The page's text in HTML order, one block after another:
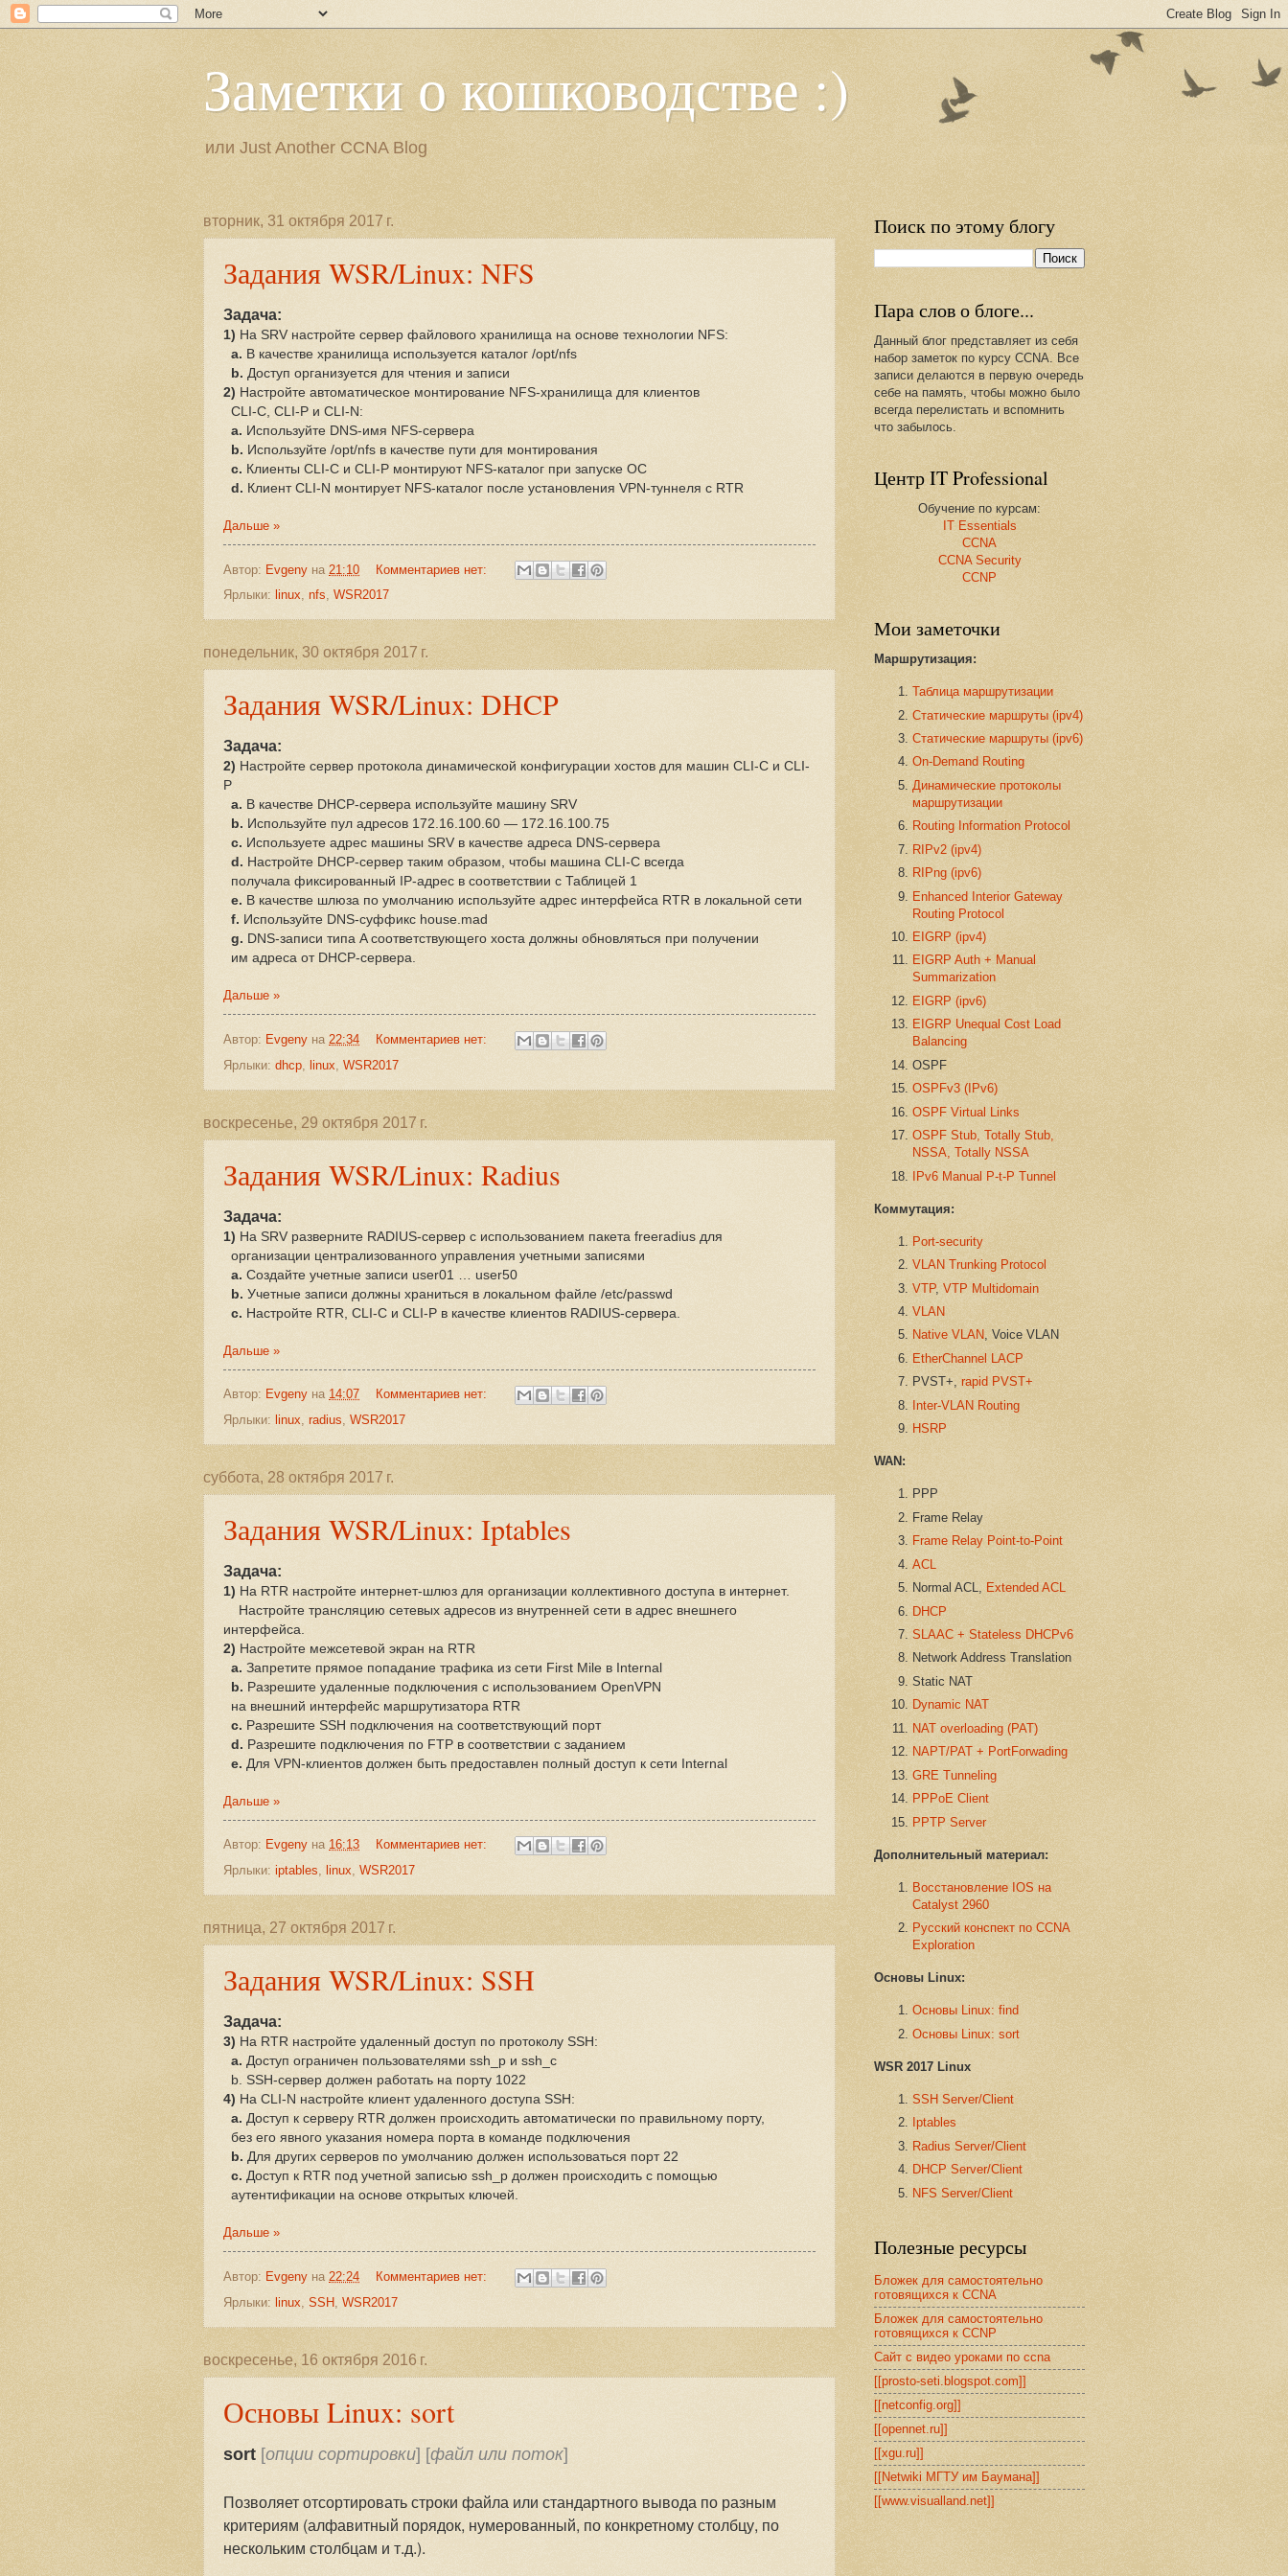
Заметки о кошководстве :)
или Just Another CCNA Blog
вторник, 31 октября 2017 г.
Задания WSR/Linux: NFS
Задача:
1) На SRV настройте сервер файлового хранилища на основе технологии NFS:
a. В качестве хранилища используется каталог /opt/nfs
b. Доступ организуется для чтения и записи
2) Настройте автоматическое монтирование NFS-хранилища для клиентов
CLI-C, CLI-P и CLI-N:
a. Используйте DNS-имя NFS-сервера
b. Используйте /opt/nfs в качестве пути для монтирования
c. Клиенты CLI-C и CLI-P монтируют NFS-каталог при запуске ОС
d. Клиент CLI-N монтирует NFS-каталог после установления VPN-туннеля с RTR
Дальше »
Автор: Evgeny на 21:10
Комментариев нет:
Ярлыки: linux, nfs, WSR2017
понедельник, 30 октября 2017 г.
Задания WSR/Linux: DHCP
Задача:
2) Настройте сервер протокола динамической конфигурации хостов для машин CLI-C и CLI-
P
a. В качестве DHCP-сервера используйте машину SRV
b. Используйте пул адресов 172.16.100.60 — 172.16.100.75
c. Используете адрес машины SRV в качестве адреса DNS-сервера
d. Настройте DHCP-сервер таким образом, чтобы машина CLI-C всегда
получала фиксированный IP-адрес в соответствии с Таблицей 1
e. В качестве шлюза по умолчанию используйте адрес интерфейса RTR в локальной сети
f. Используйте DNS-суффикс house.mad
g. DNS-записи типа A соответствующего хоста должны обновляться при получении
им адреса от DHCP-сервера.
Дальше »
Автор: Evgeny на 22:34
Комментариев нет:
Ярлыки: dhcp linux WSR2017
воскресенье, 29 октября 2017 г.
Задания WSR/Linux: Radius
Задача:
1) На SRV разверните RADIUS-сервер с использованием пакета freeradius для
организации централизованного управления учетными записями
a. Создайте учетные записи user01 … user50
b. Учетные записи должны храниться в локальном файле /etc/passwd
c. Настройте RTR, CLI-C и CLI-P в качестве клиентов RADIUS-сервера.
Дальше »
Автор: Evgeny на 14:07
Комментариев нет:
Ярлыки: linux radius WSR2017
суббота, 28 октября 2017 г.
Задания WSR/Linux: Iptables
Задача:
1) На RTR настройте интернет-шлюз для организации коллективного доступа в интернет.
Настройте трансляцию сетевых адресов из внутренней сети в адрес внешнего
интерфейса.
2) Настройте межсетевой экран на RTR
a. Запретите прямое попадание трафика из сети First Mile в Internal
b. Разрешите удаленные подключения с использованием OpenVPN
на внешний интерфейс маршрутизатора RTR
c. Разрешите SSH подключения на соответствующий порт
d. Разрешите подключения по FTP в соответствии с заданием
e. Для VPN-клиентов должен быть предоставлен полный доступ к сети Internal
Дальше »
Автор: Evgeny на 16:13
Комментариев нет:
Ярлыки: iptables, linux, WSR2017
пятница, 27 октября 2017 г.
Задания WSR/Linux: SSH
Задача:
3) На RTR настройте удаленный доступ по протоколу SSH:
a. Доступ ограничен пользователями ssh_p и ssh_c
b. SSH-сервер должен работать на порту 1022
4) На CLI-N настройте клиент удаленного доступа SSH:
a. Доступ к серверу RTR должен происходить автоматически по правильному порту,
без его явного указания номера порта в команде подключения
b. Для других серверов по умолчанию должен использоваться порт 22
c. Доступ к RTR под учетной записью ssh_p должен происходить с помощью
аутентификации на основе открытых ключей.
Дальше »
Автор: Evgeny на 22:24
Комментариев нет:
Ярлыки: linux SSH WSR2017
воскресенье, 16 октября 2016 г.
Основы Linux: sort
sort [опции сортировки] [файл или поток]
Позволяет отсортировать строки файла или стандартного вывода по разным
критериям (алфавитный порядок, нумерованный, по конкретному столбцу, по
нескольким столбцам и т.д.).
Поиск по этому блогу
Пара слов о блоге...
Данный блог представляет из себя
набор заметок по курсу CCNA. Все
записи делаются в первую очередь
себе на память, чтобы можно было
всегда перелистать и вспомнить
что забылось.
Центр IT Professional
Обучение по курсам:
IT Essentials
CCNA
CCNA Security
CCNP
Мои заметочки
Маршрутизация:
Таблица маршрутизации
Статические маршруты (ipv4)
Статические маршруты (ipv6)
On-Demand Routing
Динамические протоколы
маршрутизации
Routing Information Protocol
RIPv2 (ipv4)
RIPng (ipv6)
Enhanced Interior Gateway
Routing Protocol
EIGRP (ipv4)
EIGRP Auth + Manual
Summarization
EIGRP (ipv6)
EIGRP Unequal Cost Load
Balancing
OSPF
OSPFv3 (IPv6)
OSPF Virtual Links
OSPF Stub, Totally Stub,
NSSA, Totally NSSA
IPv6 Manual P-t-P Tunnel
Коммутация:
Port-security
VLAN Trunking Protocol
VTP, VTP Multidomain
VLAN
Native VLAN, Voice VLAN
EtherChannel LACP
PVST+, rapid PVST+
Inter-VLAN Routing
HSRP
WAN:
PPP
Frame Relay
Frame Relay Point-to-Point
ACL
Normal ACL, Extended ACL
DHCP
SLAAC + Stateless DHCPv6
Network Address Translation
Static NAT
Dynamic NAT
NAT overloading (PAT)
NAPT/PAT + PortForwading
GRE Tunneling
PPPoE Client
PPTP Server
Дополнительный материал:
Восстановление IOS на
Catalyst 2960
Русский конспект по CCNA
Exploration
Основы Linux:
Основы Linux: find
Основы Linux: sort
WSR 2017 Linux
SSH Server/Client
Iptables
Radius Server/Client
DHCP Server/Client
NFS Server/Client
Полезные ресурсы
Бложек для самостоятельно
готовящихся к CCNA
Бложек для самостоятельно
готовящихся к CCNP
Сайт с видео уроками по ccna
[[prosto-seti.blogspot.com]]
[[netconfig.org]]
[[opennet.ru]]
[[xgu.ru]]
[[Netwiki МГТУ им Баумана]]
[[www.visualland.net]]